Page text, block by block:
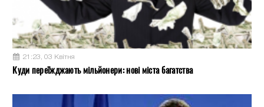
21:23, 03 Квітня
Куди переїжджають мільйонери: нові міста багатства